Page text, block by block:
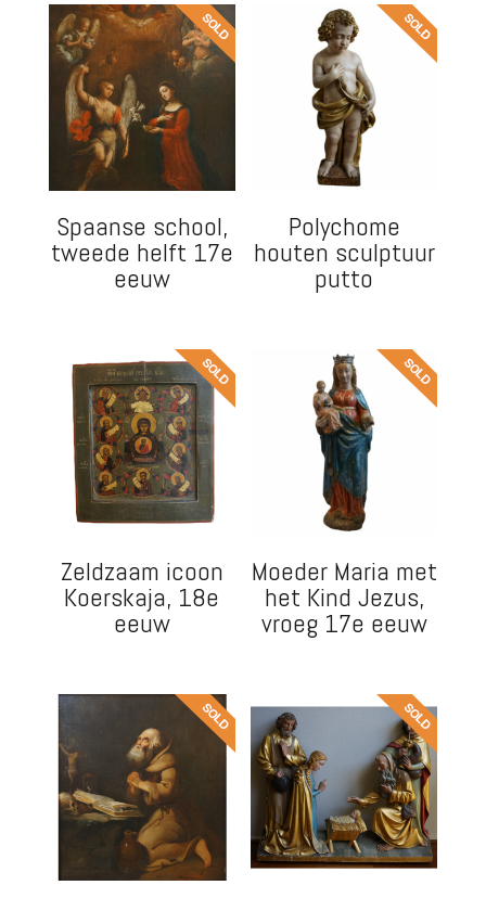
Spaanse school,
tweede helft 17e
eeuw
Polychome
houten sculptuur
putto
Zeldzaam icoon
Koerskaja, 18e
eeuw
Moeder Maria met
het Kind Jezus,
vroeg 17e eeuw